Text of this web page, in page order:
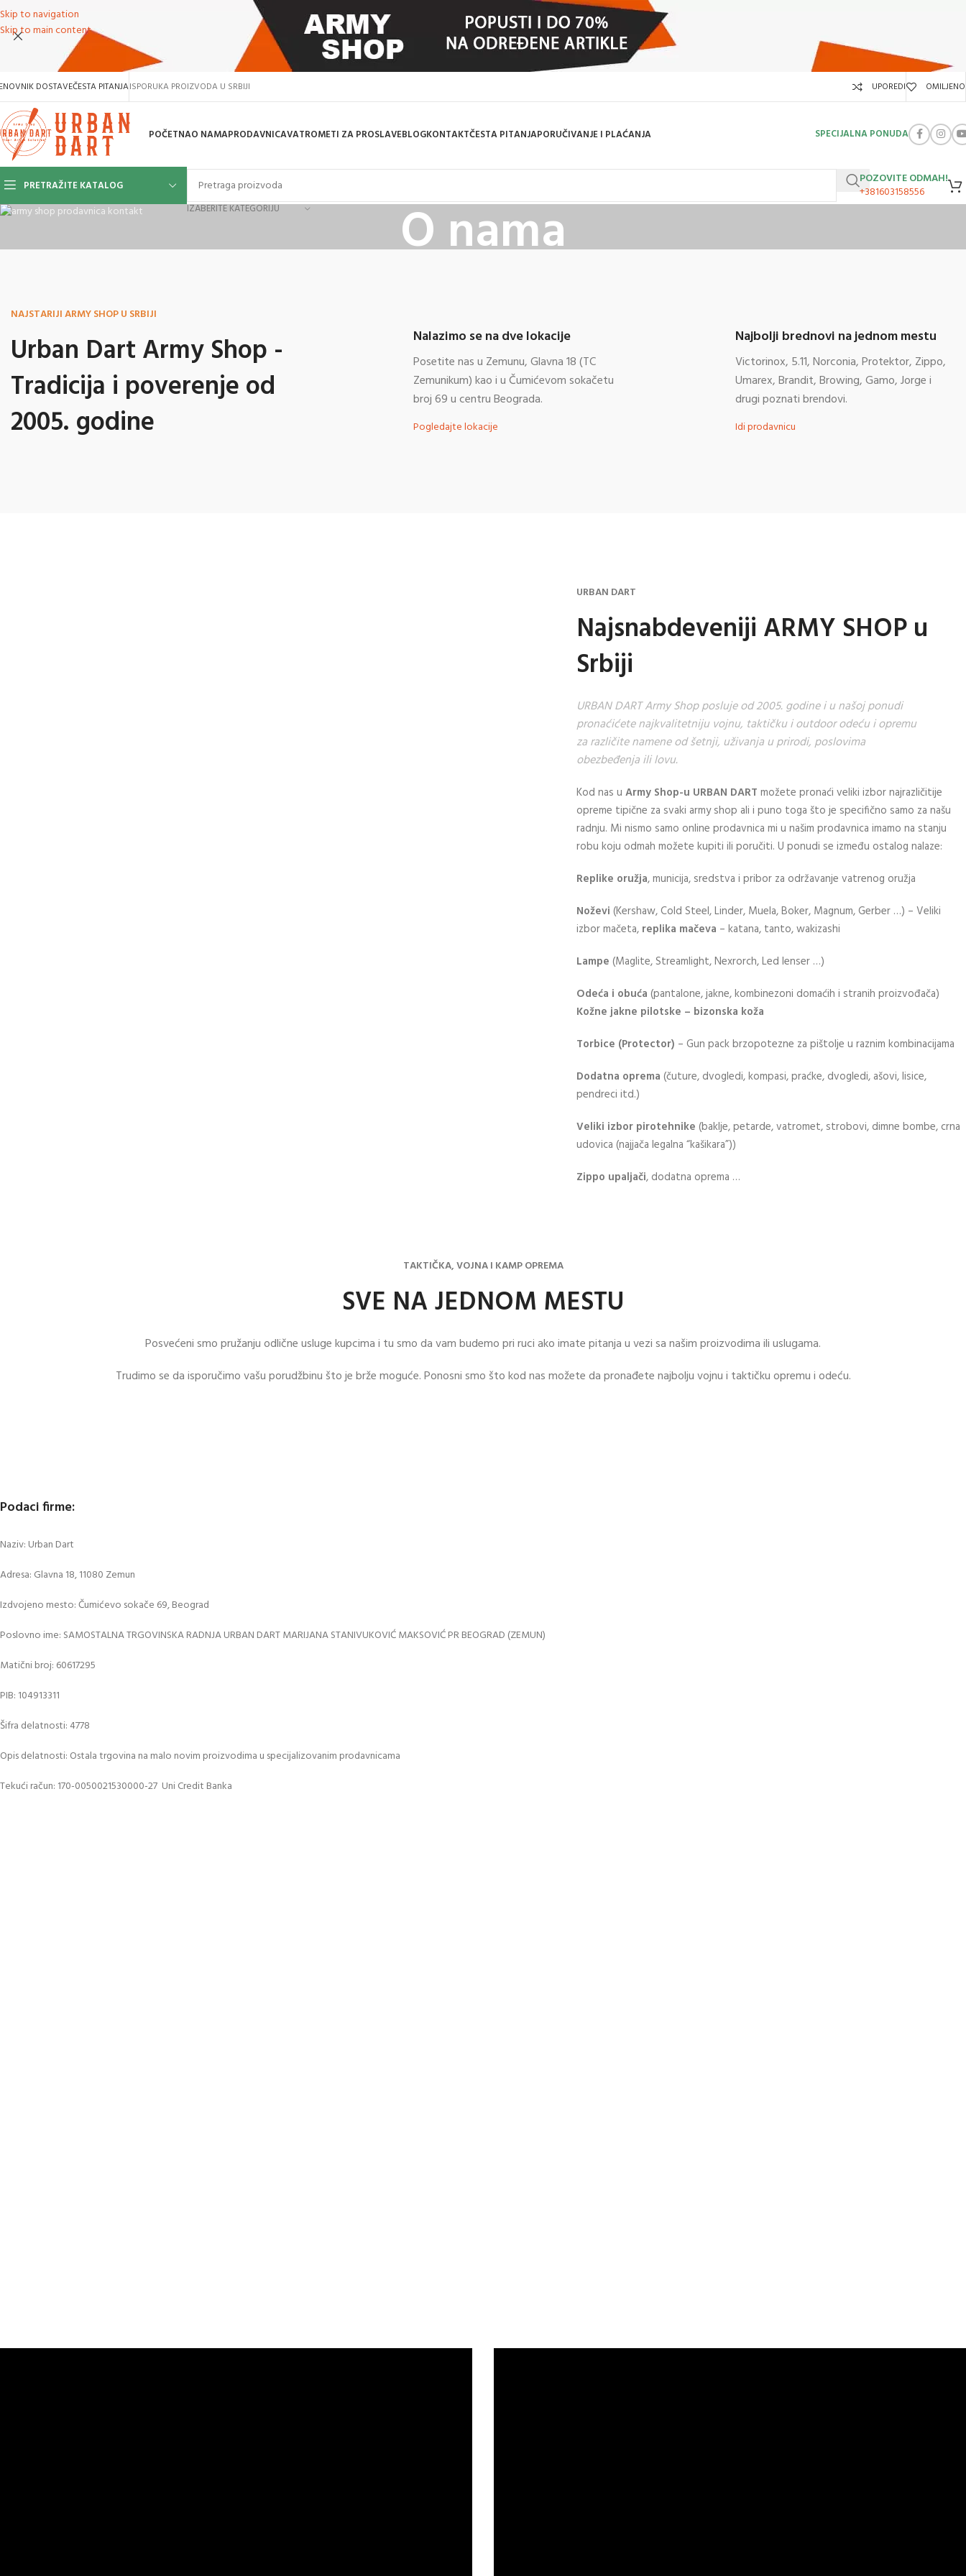
Skip to navigation
Skip to main content
DOSTAVEČESTA PITANJAISPORUKA PROIZVODA U SRBIJI UPOREDI OMILJENO
POČETNAO NAMAPRODAVNICAVATROMETI ZA PROSLAVEBLOGKONTAKTČESTA PITANJAPORUČIVANJE I PLAĆANJA SPECIJALNA PONUDA
PRETRAŽITE KATALOG
IZABERITE KATEGORIJU
POZOVITE ODMAH!
+381603158556
O nama
NAJSTARIJI ARMY SHOP U SRBIJI
Urban Dart Army Shop -
Tradicija i poverenje od
2005. godine
Nalazimo se na dve lokacije
Posetite nas u Zemunu, Glavna 18 (TC
Zemunikum) kao i u Čumićevom sokačetu
broj 69 u centru Beograda.
Pogledajte lokacije
Najbolji brednovi na jednom mestu
Victorinox, 5.11, Norconia, Protektor, Zippo,
Umarex, Brandit, Browing, Gamo, Jorge i
drugi poznati brendovi.
Idi prodavnicu
URBAN DART
Najsnabdeveniji ARMY SHOP u
Srbiji
URBAN DART Army Shop posluje od 2005. godine i u našoj ponudi
pronaćićete najkvalitetniju vojnu, taktičku i outdoor odeću i opremu
za različite namene od šetnji, uživanja u prirodi, poslovima
obezbeđenja ili lovu.
Kod nas u Army Shop-u URBAN DART možete pronaći veliki izbor najrazličitije
opreme tipične za svaki army shop ali i puno toga što je specifično samo za našu
radnju. Mi nismo samo online prodavnica mi u našim prodavnica imamo na stanju
robu koju odmah možete kupiti ili poručiti. U ponudi se između ostalog nalaze:
Replike oružja, municija, sredstva i pribor za održavanje vatrenog oružja
Noževi (Kershaw, Cold Steel, Linder, Muela, Boker, Magnum, Gerber …) – Veliki
izbor mačeta, replika mačeva – katana, tanto, wakizashi
Lampe (Maglite, Streamlight, Nexrorch, Led lenser …)
Odeća i obuća (pantalone, jakne, kombinezoni domaćih i stranih proizvođača)
Kožne jakne pilotske – bizonska koža
Torbice (Protector) – Gun pack brzopotezne za pištolje u raznim kombinacijama
Dodatna oprema (čuture, dvogledi, kompasi, praćke, dvogledi, ašovi, lisice,
pendreci itd.)
Veliki izbor pirotehnike (baklje, petarde, vatromet, strobovi, dimne bombe, crna
udovica (najjača legalna “kašikara”))
Zippo upaljači, dodatna oprema …
TAKTIČKA, VOJNA I KAMP OPREMA
SVE NA JEDNOM MESTU
Posvećeni smo pružanju odlične usluge kupcima i tu smo da vam budemo pri ruci ako imate pitanja u vezi sa našim proizvodima ili uslugama.
Trudimo se da isporučimo vašu porudžbinu što je brže moguće. Ponosni smo što kod nas možete da pronađete najbolju vojnu i taktičku opremu i odeću.
Podaci firme:
Naziv: Urban Dart
Adresa: Glavna 18, 11080 Zemun
Izdvojeno mesto: Čumićevo sokače 69, Beograd
Poslovno ime: SAMOSTALNA TRGOVINSKA RADNJA URBAN DART MARIJANA STANIVUKOVIĆ MAKSOVIĆ PR BEOGRAD (ZEMUN)
Matični broj: 60617295
PIB: 104913311
Šifra delatnosti: 4778
Opis delatnosti: Ostala trgovina na malo novim proizvodima u specijalizovanim prodavnicama
Tekući račun: 170-0050021530000-27 Uni Credit Banka